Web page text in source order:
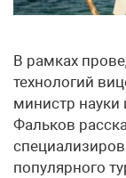
В рамках
технологий
министр
Фальков
популярного